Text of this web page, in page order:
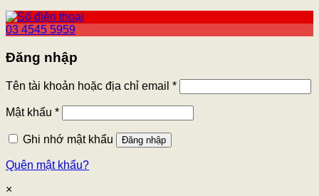
03 4545 5959
Đăng nhập
Tên tài khoản hoặc địa chỉ email *
Mật khẩu *
Ghi nhớ mật khẩu Đăng nhập
Quên mật khẩu?
×